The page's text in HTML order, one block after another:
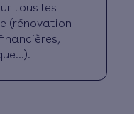
tous les
(rénovation